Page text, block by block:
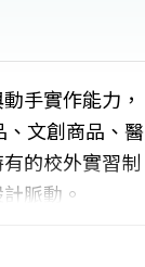
手實作能力，
文創商品、醫
的校外實習制
脈動。